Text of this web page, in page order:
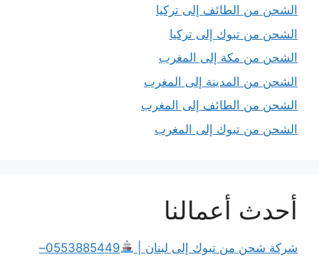
الشحن من الطائف إلى تركيا
الشحن من تبوك إلى تركيا
الشحن من مكة إلى المغرب
الشحن من المدينة إلى المغرب
الشحن من الطائف إلى المغرب
الشحن من تبوك إلى المغرب
أحدث أعمالنا
شركة شحن من تبوك إلى لبنان |
0553885449–